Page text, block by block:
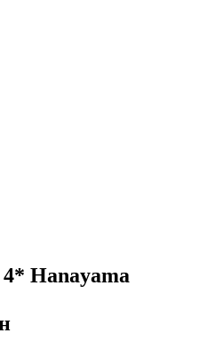
Hanayama